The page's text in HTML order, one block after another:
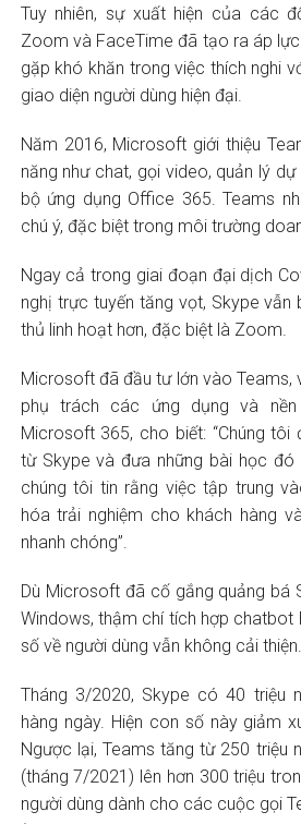
Tuy nhiên, sự xuất hiện của các
Zoom và FaceTime đã tạo ra áp
gặp khó khăn trong việc thích nghi
giao diện người dùng hiện đại.
Năm 2016, Microsoft giới thiệu
năng như chat, gọi video, quản lý
bộ ứng dụng Office 365. Teams
chú ý, đặc biệt trong môi trường
Ngay cả trong giai đoạn đại dịch
nghị trực tuyến tăng vọt, Skype
thủ linh hoạt hơn, đặc biệt là Zoom.
Microsoft đã đầu tư lớn vào Teams,
phụ trách các ứng dụng và
Microsoft 365, cho biết: “Chúng tôi
từ Skype và đưa những bài học đó
chúng tôi tin rằng việc tập trung
hóa trải nghiệm cho khách hàng
nhanh chóng”.
Dù Microsoft đã cố gắng quảng bá
Windows, thậm chí tích hợp chatbot
số về người dùng vẫn không cải thiện.
Tháng 3/2020, Skype có 40 triệu
hàng ngày. Hiện con số này giảm
Ngược lại, Teams tăng từ 250 triệu
(tháng 7/2021) lên hơn 300 triệu
người dùng dành cho các cuộc gọi